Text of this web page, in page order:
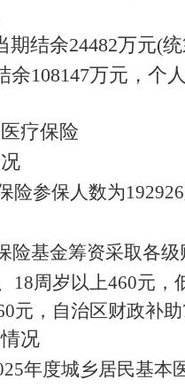
期结余24482万元(
108147万元，个
疗保险
险参保人数为192926
险基金筹资采取各级
18周岁以上460元，
元， 自治区财政补助
况
年度城乡居民基本